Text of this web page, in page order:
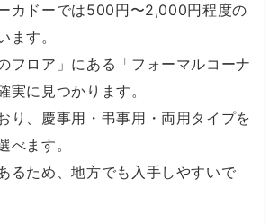
カドーでは500円〜2,000円程度の
ます。
フロア」にある「フォーマルコーナ
実に見つかります。
り、慶事用・弔事用・両用タイプを
べます。
るため、地方でも入手しやすいで